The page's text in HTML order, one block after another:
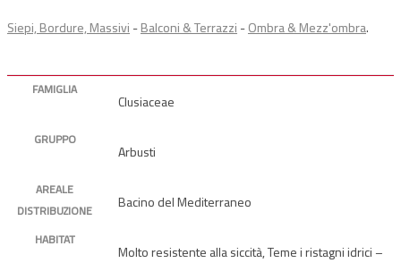
Siepi, Bordure, Massivi -Balconi & Terrazzi -Ombra & Mezz'ombra.
FAMIGLIA
Clusiaceae
GRUPPO
Arbusti
AREALE
DISTRIBUZIONE
Bacino del Mediterraneo
HABITAT
Molto resistente alla siccità, Teme i ristagni idrici –